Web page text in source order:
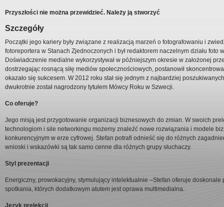
Przyszłości nie można przewidzieć. Należy ją stworzyć
Szczegóły
Początki jego kariery były związane z realizacją marzeń o fotografowaniu i
fotoreportera w Stanach Zjednoczonych i był redaktorem naczelnym działu foto
Doświadczenie medialne wykorzystywał w późniejszym okresie w założonej
dostrzegając rosnącą siłę mediów społecznościowych, postanowił
okazało się sukcesem. W 2012 roku stał się jednym z najbardziej
dwukrotnie został nagrodzony tytułem Mówcy Roku w Szwecji.
Co oferuje?
Jego misją jest przygotowanie organizacji biznesowych do zmian. W swoich
technologiom i sile networkingu możemy znaleźć nowe rozwiązania i modele
konkurencyjnym w erze cyfrowej. Stefan potrafi odnieść się do różnych
wnioski i wskazówki są tak samo cenne dla różnych grupy słuchaczy.
Styl prezentacji
Energiczny, prowokacyjny, stymulujący intelektualnie –Stefan oferuje
spotkania, których dodatkowym atutem jest oprawa multimedialna.
Język prelekcji